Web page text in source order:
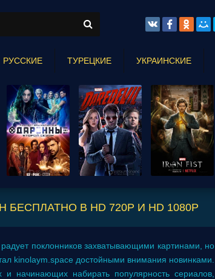
В HD 720P И HD 1080P
поклонников захватывающими картинами, но
kinolaym.space достойными внимания новинками.
начинающих набирать популярность сериалов,
РУССКИЕ ТУРЕЦКИЕ УКРАИНСКИЕ